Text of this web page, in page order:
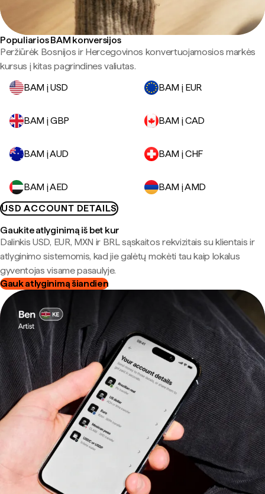
Populiarios BAM konversijos
Peržiūrėk Bosnijos ir Hercegovinos konvertuojamosios markės
kursus į kitas pagrindines valiutas.
BAM į USD
BAM į EUR
BAM į GBP BAM į CAD
BAM į AUD BAM į CHF
BAM į AED
BAM į AMD
USD ACCOUNT DETAILS
Gaukite atlyginimą iš bet kur
Dalinkis USD, EUR, MXN ir BRL sąskaitos rekvizitais su klientais ir
atlyginimo sistemomis, kad jie galėtų mokėti tau kaip lokalus
gyventojas visame pasaulyje.
Gauk atlyginimą šiandien